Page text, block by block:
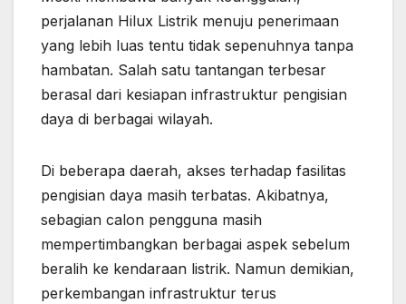
perjalanan Hilux Listrik menuju penerimaan
yang lebih luas tentu tidak sepenuhnya tanpa
hambatan. Salah satu tantangan terbesar
berasal dari kesiapan infrastruktur pengisian
daya di berbagai wilayah.
Di beberapa daerah, akses terhadap fasilitas
pengisian daya masih terbatas. Akibatnya,
sebagian calon pengguna masih
mempertimbangkan berbagai aspek sebelum
beralih ke kendaraan listrik. Namun demikian,
perkembangan infrastruktur terus